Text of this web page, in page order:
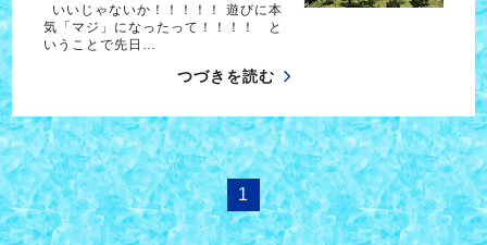
いいじゃないか！！！！！ 遊びに本
気「マジ」になったって！！！！ と
いうことで先日…
つづきを読む
1